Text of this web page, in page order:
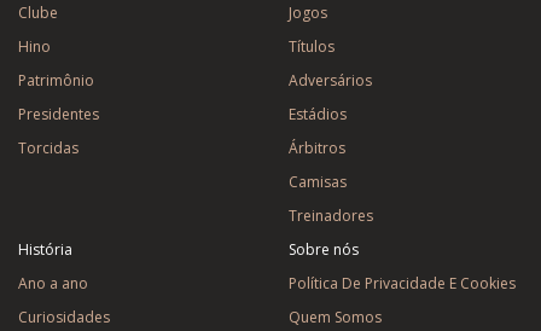
Clube
Hino
Patrimônio
Presidentes
Torcidas
Jogos
Títulos
Adversários
Estádios
Árbitros
Camisas
Treinadores
História
Ano a ano
Curiosidades
Sobre nós
Política De Privacidade E Cookies
Quem Somos